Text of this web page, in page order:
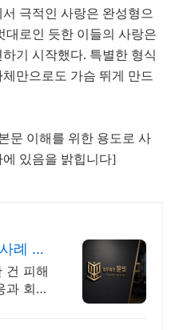
극적인 사랑은 완성형으
대로인 듯한 이들의 사랑은
기 시작했다. 특별한 형식
만으로도 가슴 뛰게 만드
이해를 위한 용도로 사
있음을 밝힙니다]
례 다
건 피해
과 회수